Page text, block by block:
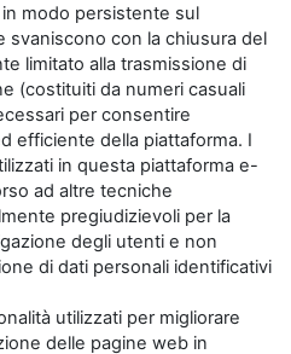
modo persistente sul
svaniscono con la chiusura del
limitato alla trasmissione di
(costituiti da numeri casuali
per consentire
efficiente della piattaforma. I
in questa piattaforma e-
ad altre tecniche
pregiudizievoli per la
degli utenti e non
di dati personali identificativi
utilizzati per migliorare
delle pagine web in